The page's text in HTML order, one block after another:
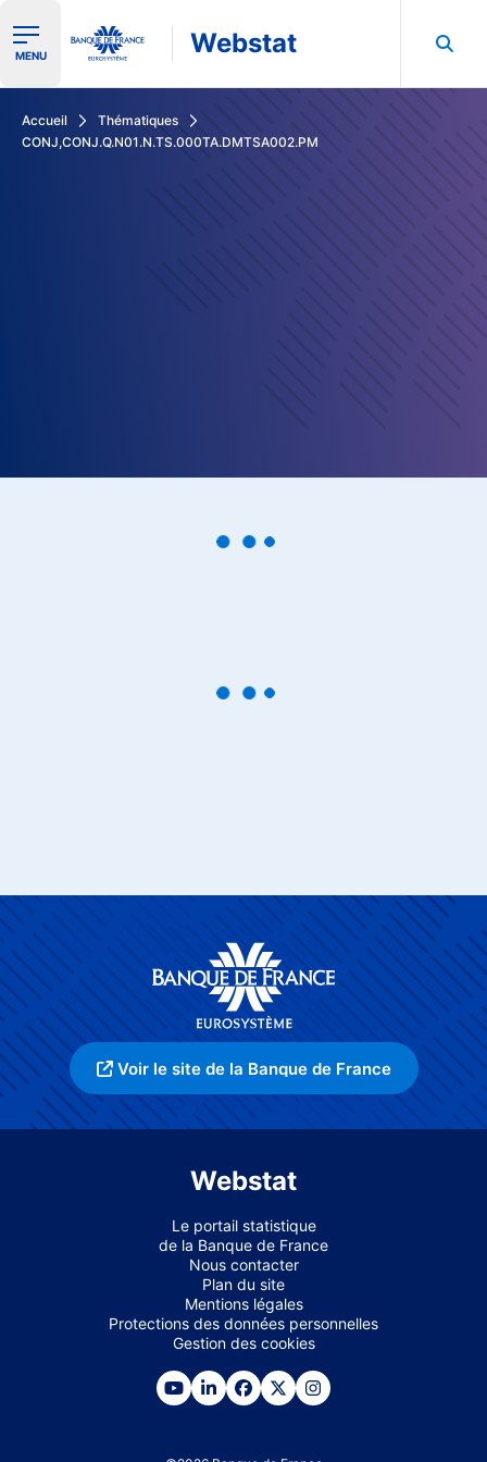
Ouvrir le menu de navigation
MENU Webstat
Accueil
Thématiques
CONJ,CONJ.Q.N01.N.TS.000TA.DMTSA002.PM
Voir le site de la Banque de France
Webstat
Le portail statistique
de la Banque de France
Nous contacter
Plan du site
Mentions légales
Protections des données personnelles
Gestion des cookies